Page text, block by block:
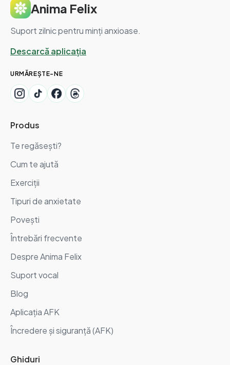
Anima Felix
Suport zilnic pentru minți anxioase.
Descarcă aplicația
URMĂREȘTE-NE
Produs
Te regăsești?
Cum te ajută
Exerciții
Tipuri de anxietate
Povești
Întrebări frecvente
Despre Anima Felix
Suport vocal
Blog
Aplicația AFK
Încredere și siguranță (AFK)
Ghiduri